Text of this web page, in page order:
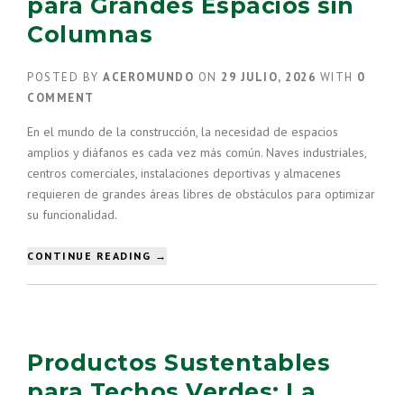
ESTRUCTURAS?”
para Grandes Espacios sin
Columnas
POSTED BY ACEROMUNDO ON 29 JULIO, 2026 WITH 0
COMMENT
En el mundo de la construcción, la necesidad de espacios
amplios y diáfanos es cada vez más común. Naves industriales,
centros comerciales, instalaciones deportivas y almacenes
requieren de grandes áreas libres de obstáculos para optimizar
su funcionalidad.
CONTINUE READING “CUBIERTAS
GRANDES
ESPACIOS
→
Productos Sustentables